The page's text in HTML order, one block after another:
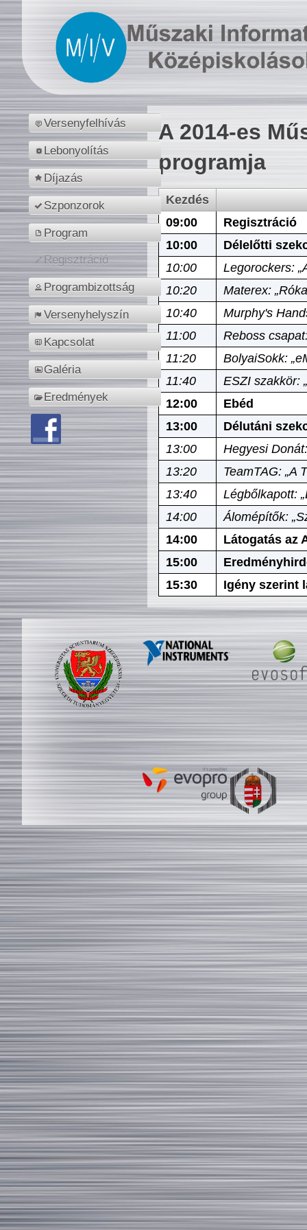
Versenyfelhívás
Lebonyolítás
Díjazás
Szponzorok
Program
Regisztráció
Programbizottság
Versenyhelyszín
Kapcsolat
Galéria
Eredmények
A 2014-es
programja
Kezdés
09:00
Regisztráció
10:00
Délelőtti
10:00
Legorockers:
10:20
Materex:
10:40
Murphy's
11:00
Reboss
11:20
BolyaiSokk:
11:40
ESZI szakkör:
12:00
Ebéd
13:00
Délutáni
13:00
Hegyesi
13:20
TeamTAG: „A
13:40
Légbőlkapott:
14:00
Álomépítők:
14:00
Látogatás az
15:00
15:30
Igény szerint